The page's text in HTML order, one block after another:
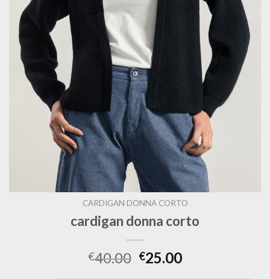
CARDIGAN DONNA CORTO
cardigan donna corto
€40.00 €25.00